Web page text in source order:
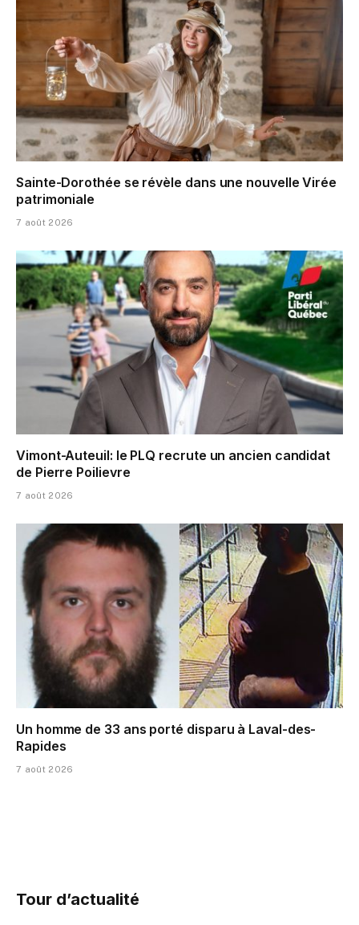
Sainte-Dorothée se révèle dans une nouvelle Virée
patrimoniale
7 août 2026
Vimont-Auteuil: le PLQ recrute un ancien candidat
de Pierre Poilievre
7 août 2026
Un homme de 33 ans porté disparu à Laval-des-
Rapides
7 août 2026
Tour d’actualité